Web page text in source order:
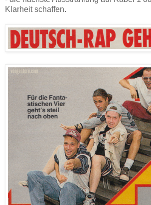
Klarheit schaffen.